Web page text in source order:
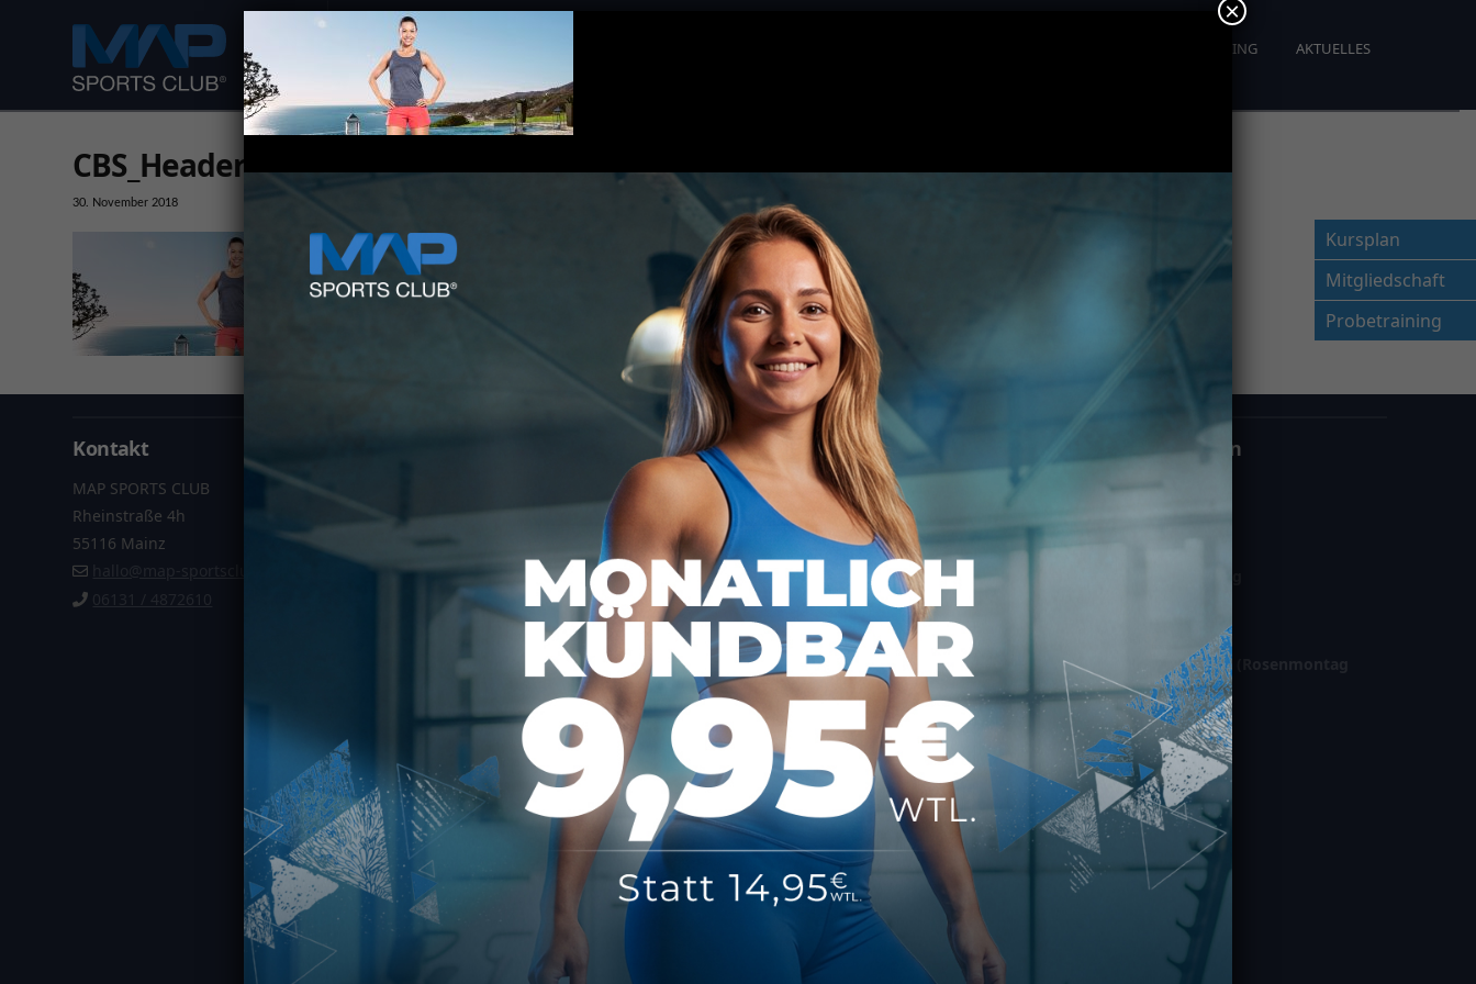
Kursplan
Mitgliedschaft
Probetraining
DEIN FITNESS CLUB PERSONAL TRAINING AKTUELLES
CBS_Header_Kursdetail_BootyBlast
30. November 2018
Kontakt
MAP SPORTS CLUB
Rheinstraße 4h
55116 Mainz
Impressum
Vertrag kündigen
Über MAP Mainz
Über MAP Sports Club
Kontakt
Öffnungszeiten
Montag – Freitag
Gesetzl. Feiertage (Rosenmontag
geschl.)
10:00 – 21:00
COPYRIGHT 2025 BY MAP SPORTS CLUB, 55116 MAINZ - DEIN FITNESSSTUDIO
MAP SPORTS CLUB MAINZ HAT4,70 VON 5STERNEN VON289BEWERTUNGEN AUFGOOGLE|FITNESSSTUDIO IN MAINZ
DATENSCHUTZ IMPRESSUM AGB VERTRAG KÜNDIGEN
×